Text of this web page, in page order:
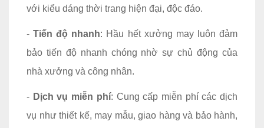
với kiểu dáng thời trang hiện đại, độc đáo.
-Tiến độ nhanh: Hầu hết xưởng may luôn đảm
bảo tiến độ nhanh chóng nhờ sự chủ động của
nhà xưởng và công nhân.
- Dịch vụ miễn phí: Cung cấp miễn phí các dịch
vụ như thiết kế, may mẫu, giao hàng và bảo hành,